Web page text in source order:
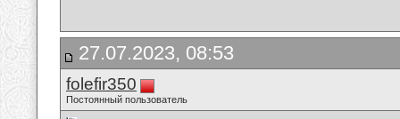
27.07.2023, 08:53
folefir350
Постоянный пользователь